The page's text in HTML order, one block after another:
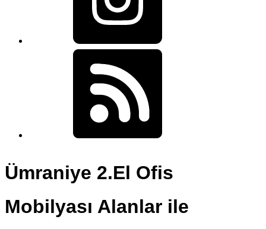
Ümraniye 2.El Ofis
Mobilyası Alanlar ile